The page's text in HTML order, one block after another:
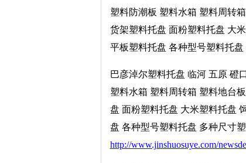
塑料防潮板 塑料水箱 塑料周转
货架塑料托盘 面粉塑料托盘 大
平板塑料托盘 各种型号塑料托
巴彦淖尔塑料托盘 临河 五原 磴
塑料水箱 塑料周转箱 塑料地台
盘 面粉塑料托盘 大米塑料托盘
盘 各种型号塑料托盘 多种尺寸
http://www.jinshuosuye.com/